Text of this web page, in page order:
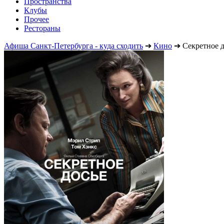
Клубы
Прочее
Рестораны
Афиша Санкт-Петербурга - куда сходить ➔ Кино ➔ Секретное